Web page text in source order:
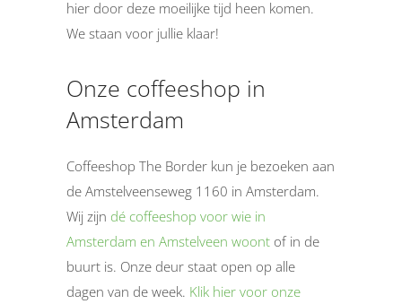
hier door deze moeilijke tijd heen komen.
We staan voor jullie klaar!
Onze coffeeshop in
Amsterdam
Coffeeshop The Border kun je bezoeken aan
de Amstelveenseweg 1160 in Amsterdam.
Wij zijn dé coffeeshop voor wie in
Amsterdam en Amstelveen woont of in de
buurt is. Onze deur staat open op alle
dagen van de week. Klik hier voor onze